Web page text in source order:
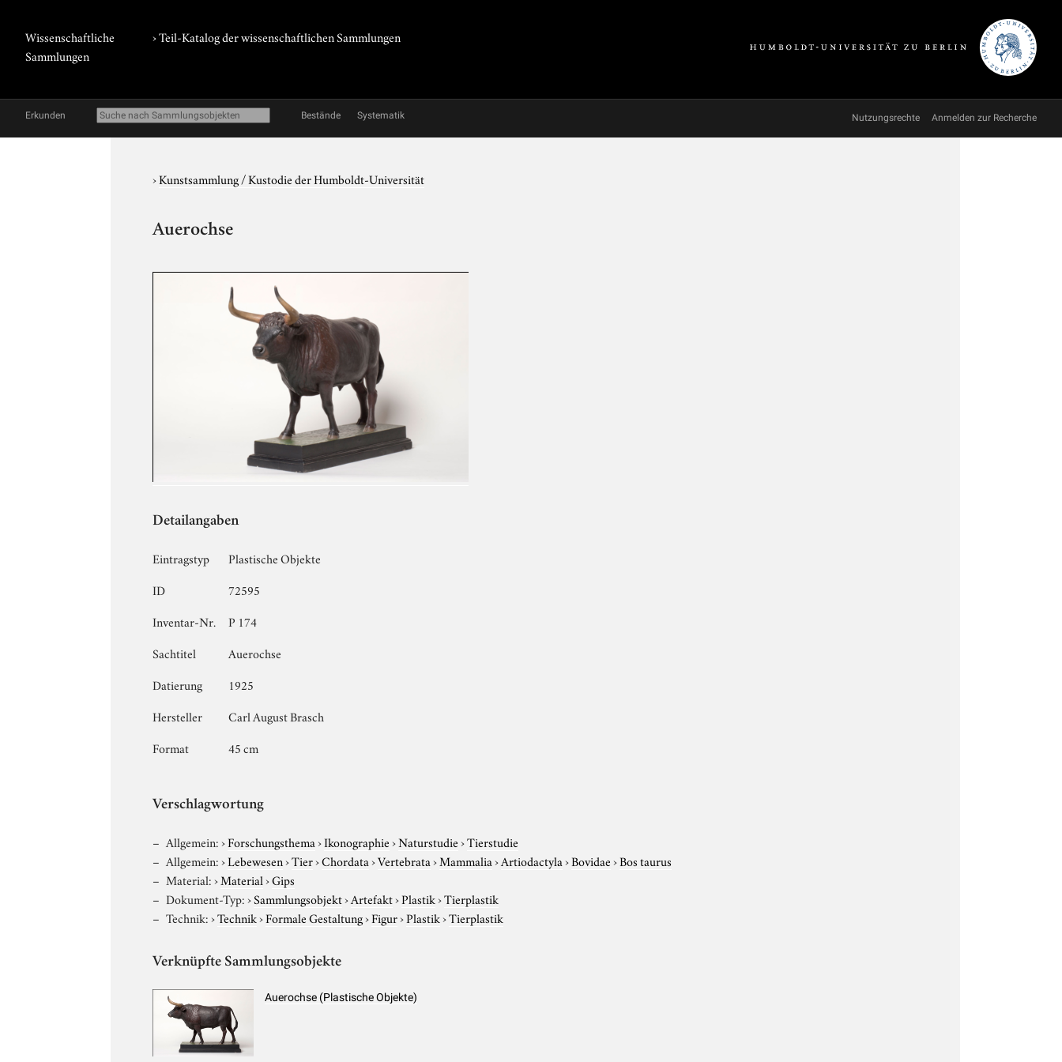
Wissenschaftliche
Sammlungen
› Teil-Katalog der wissenschaftlichen Sammlungen
Erkunden Bestände Systematik Nutzungsrechte Anmelden zur Recherche
›Kunstsammlung / Kustodie der Humboldt-Universität
Auerochse
Detailangaben
Eintragstyp
Plastische Objekte
ID
72595
Inventar-Nr.
P 174
Sachtitel
Auerochse
Datierung
1925
Hersteller
Carl August Brasch
Format
45 cm
Verschlagwortung
Allgemein:›Forschungsthema›Ikonographie›Naturstudie›Tierstudie
Allgemein:›Lebewesen›Tier›Chordata›Vertebrata›Mammalia›Artiodactyla›Bovidae›Bos taurus
Material:›Material›Gips
Dokument-Typ:›Sammlungsobjekt›Artefakt›Plastik›Tierplastik
Technik:›Technik›Formale Gestaltung›Figur›Plastik›Tierplastik
Verknüpfte Sammlungsobjekte
Auerochse (Plastische Objekte)